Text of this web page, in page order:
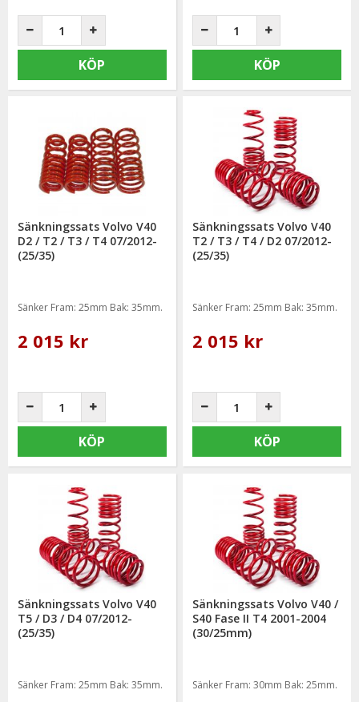
KÖP KÖP
Sänkningssats Volvo V40
D2 / T2 / T3 / T4 07/2012-
(25/35)
Sänker Fram: 25mm Bak: 35mm.
2 015 kr
KÖP
Sänkningssats Volvo V40
T2 / T3 / T4 / D2 07/2012-
(25/35)
Sänker Fram: 25mm Bak: 35mm.
2 015 kr
KÖP
Sänkningssats Volvo V40
T5 / D3 / D4 07/2012-
(25/35)
Sänker Fram: 25mm Bak: 35mm.
Sänkningssats Volvo V40 /
S40 Fase II T4 2001-2004
(30/25mm)
Sänker Fram: 30mm Bak: 25mm.